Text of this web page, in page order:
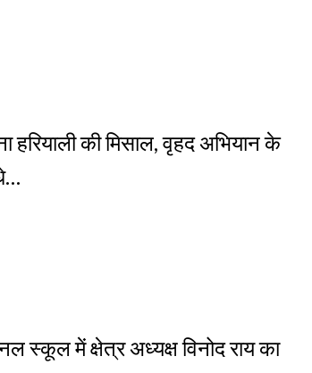
हरियाली की मिसाल, वृहद अभियान के
स्कूल में क्षेत्र अध्यक्ष विनोद राय का